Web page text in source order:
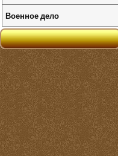
Военное дело